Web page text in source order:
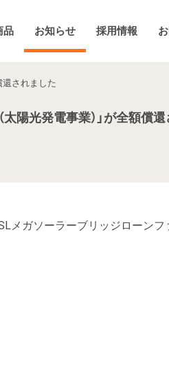
品 お知らせ 採用情報
還されました
陽光発電事業）」が全額償
メガソーラーブリッジローンフ